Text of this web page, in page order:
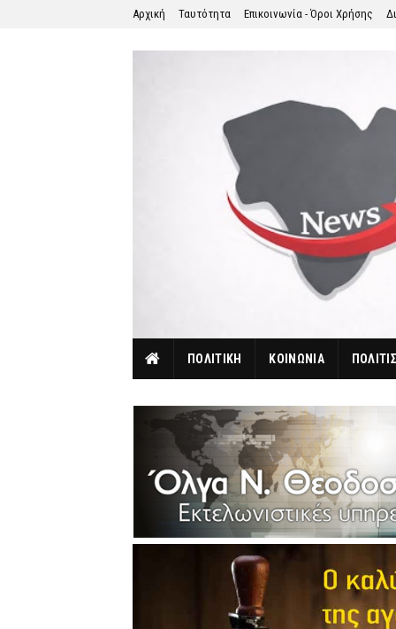
Αρχική Ταυτότητα Επικοινωνία - Όροι Χρήσης
ΠΟΛΙΤΙΚΗ ΚΟΙΝΩΝΙΑ